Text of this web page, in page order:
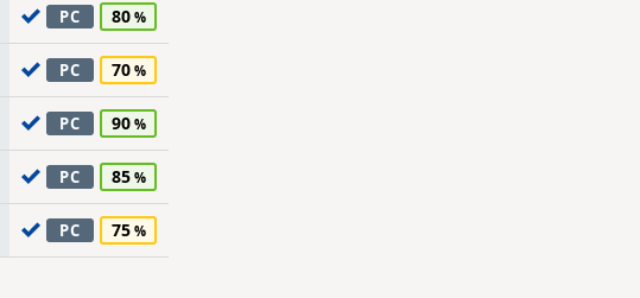
PC 80
PC 70
PC 90
PC 85
PC 75